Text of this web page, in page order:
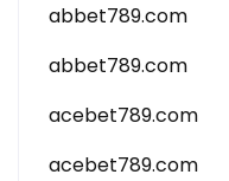
abbet789.com
abbet789.com
acebet789.com
acebet789.com